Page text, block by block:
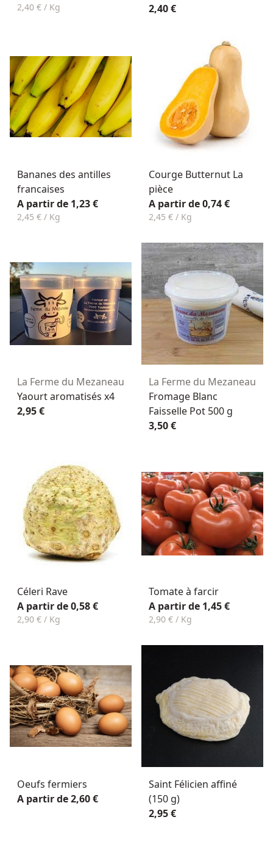
2,40 € / Kg
2,40 €
Bananes des antilles
francaises
A partir de 1,23 €
2,45 € / Kg
Courge Butternut La
pièce
A partir de 0,74 €
2,45 € / Kg
La Ferme du Mezaneau
Yaourt aromatisés x4
2,95 €
La Ferme du Mezaneau
Fromage Blanc
Faisselle Pot 500 g
3,50 €
Céleri Rave
A partir de 0,58 €
2,90 € / Kg
Tomate à farcir
A partir de 1,45 €
2,90 € / Kg
Oeufs fermiers
A partir de 2,60 €
Saint Félicien affiné
(150 g)
2,95 €